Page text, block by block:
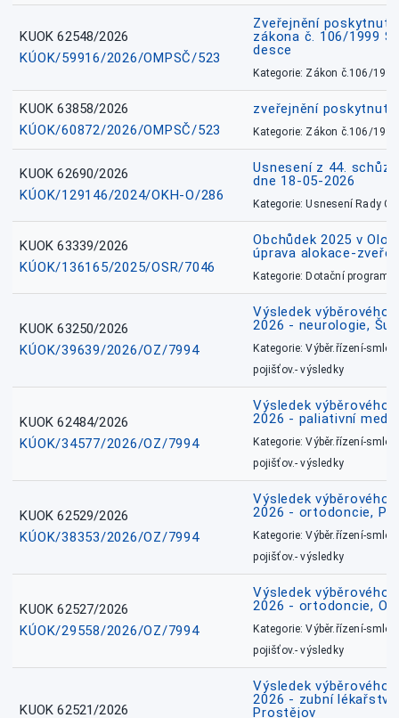
KUOK 62548/2026
KÚOK/59916/2026/OMPSČ/523
Zveřejnění
zákona č. 106/1999
desce
Kategorie: Zákon č.106/1999
KUOK 63858/2026
KÚOK/60872/2026/OMPSČ/523
zveřejnění
Kategorie: Zákon č.106/1999
KUOK 62690/2026
KÚOK/129146/2024/OKH-O/286
Usnesení z 44.
dne 18-05-2026
Kategorie: Usnesení Rady
KUOK 63339/2026
KÚOK/136165/2025/OSR/7046
Obchůdek 2025 v
úprava alokace-
Kategorie: Dotační
KUOK 63250/2026
KÚOK/39639/2026/OZ/7994
Výsledek výběrového
2026 - neurologie,
Kategorie: Výběr.řízení-
pojišťov.- výsledky
KUOK 62484/2026
KÚOK/34577/2026/OZ/7994
Výsledek výběrového
2026 - paliativní
Kategorie: Výběr.řízení-
pojišťov.- výsledky
KUOK 62529/2026
KÚOK/38353/2026/OZ/7994
Výsledek výběrového
2026 - ortodoncie,
Kategorie: Výběr.řízení-
pojišťov.- výsledky
KUOK 62527/2026
KÚOK/29558/2026/OZ/7994
Výsledek výběrového
2026 - ortodoncie,
Kategorie: Výběr.řízení-
pojišťov.- výsledky
KUOK 62521/2026
Výsledek výběrového
2026 - zubní
Prostějov